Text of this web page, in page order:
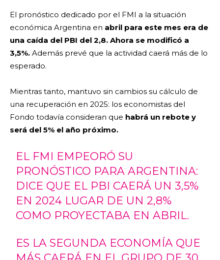
El pronóstico dedicado por el FMI a la situación
económica Argentina en abril para este mes era de
una caída del PBI del 2,8. Ahora se modificó a
3,5%. Además prevé que la actividad caerá más de lo
esperado.
Mientras tanto, mantuvo sin cambios su cálculo de
una recuperación en 2025: los economistas del
Fondo todavía consideran que habrá un rebote y
será del 5% el año próximo.
EL FMI EMPEORÓ SU
PRONÓSTICO PARA ARGENTINA:
DICE QUE EL PBI CAERÁ UN 3,5%
EN 2024 LUGAR DE UN 2,8%
COMO PROYECTABA EN ABRIL.
ES LA SEGUNDA ECONOMÍA QUE